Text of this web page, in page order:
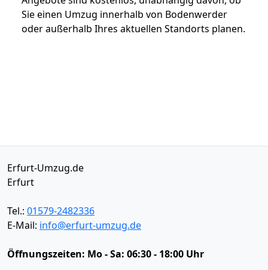
Sie einen Umzug innerhalb von Bodenwerder
oder außerhalb Ihres aktuellen Standorts planen.
Erfurt-Umzug.de
Erfurt
Tel.: 01579-2482336
E-Mail: info@erfurt-umzug.de
Öffnungszeiten: Mo - Sa: 06:30 - 18:00 Uhr